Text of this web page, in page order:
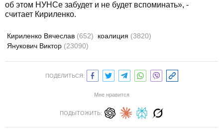
об этом НУНСе забудет и не будет вспоминать», -
считает Кириленко.
Кириленко Вячеслав (652) коалиция (3820)
Янукович Виктор (23090)
ПОДЕЛИТЬСЯ:
Мне нравится
ПОДЫТОЖИТЬ: